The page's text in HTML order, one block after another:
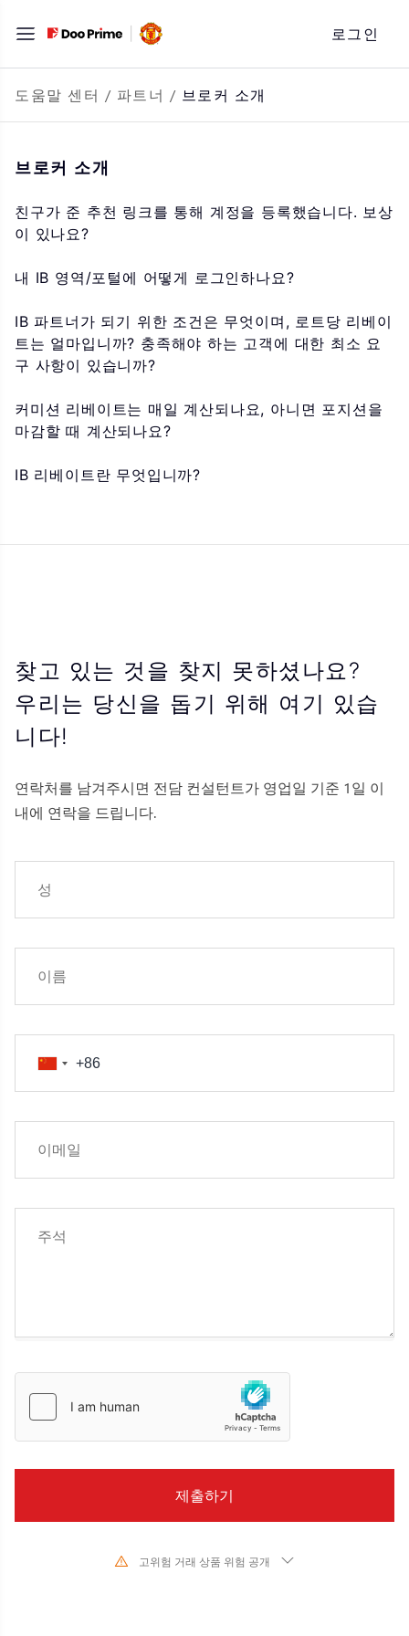
자
로
바
로
기
로그인
도움말 센터 / 파트너 / 브로커 소개
브로커 소개
친구가 준 추천 링크를 통해 계정을 등록했습니다. 보상
이 있나요?
내 IB 영역/포털에 어떻게 로그인하나요?
IB 파트너가 되기 위한 조건은 무엇이며, 로트당 리베이
트는 얼마입니까? 충족해야 하는 고객에 대한 최소 요
구 사항이 있습니까?
커미션 리베이트는 매일 계산되나요, 아니면 포지션을
마감할 때 계산되나요?
IB 리베이트란 무엇입니까?
찾고 있는 것을 찾지 못하셨나요?
우리는 당신을 돕기 위해 여기 있습
니다!
연락처를 남겨주시면 전담 컨설턴트가 영업일 기준 1일 이
내에 연락을 드립니다.
고위험 거래 상품 위험 공개